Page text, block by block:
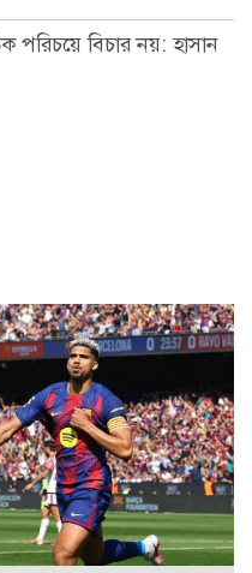
পরিচয়ে বিচার নয়: হাসান